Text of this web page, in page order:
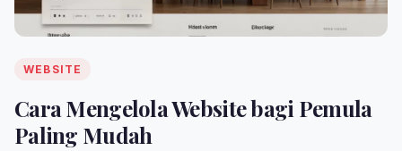
WEBSITE
Cara Mengelola Website bagi Pemula
Paling Mudah